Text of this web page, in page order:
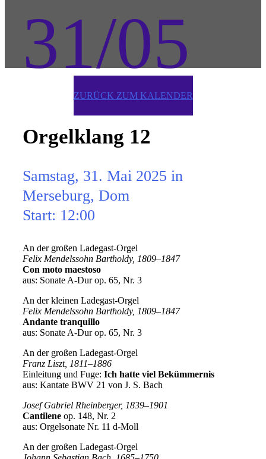
31/05
ZURÜCK ZUM KALENDER
Orgelklang 12
Samstag, 31. Mai 2025 in
Merseburg, Dom
Start: 12:00
An der großen Ladegast-Orgel
Felix Mendelssohn Bartholdy, 1809–1847
Con moto maestoso
aus: Sonate A-Dur op. 65, Nr. 3
An der kleinen Ladegast-Orgel
Felix Mendelssohn Bartholdy, 1809–1847
Andante tranquillo
aus: Sonate A-Dur op. 65, Nr. 3
An der großen Ladegast-Orgel
Franz Liszt, 1811–1886
Einleitung und Fuge: Ich hatte viel Bekümmernis
aus: Kantate BWV 21 von J. S. Bach
Josef Gabriel Rheinberger, 1839–1901
Cantilene op. 148, Nr. 2
aus: Orgelsonate Nr. 11 d-Moll
An der großen Ladegast-Orgel